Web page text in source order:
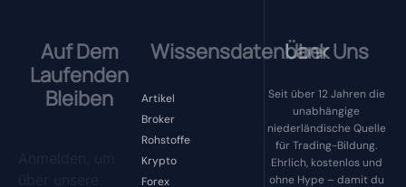
Auf Dem
Laufenden
Bleiben
Wissensdatenbank
Artikel
Broker
Rohstoffe
Krypto
Forex
Über Uns
Seit über 12 Jahren die
unabhängige
niederländische Quelle
für Trading-Bildung.
Ehrlich, kostenlos und
ohne Hype – damit du